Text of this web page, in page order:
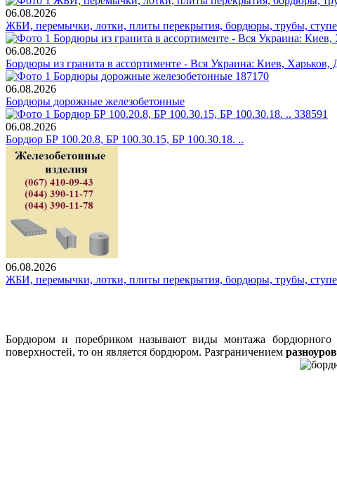
06.08.2026
ЖБИ, перемычки, лотки, плиты перекрытия, бордюры, трубы,
06.08.2026
Бордюры из гранита в ассортименте - Вся Украина: Киев, Харьков,
06.08.2026
Бордюры дорожные железобетонные
06.08.2026
Бордюр БР 100.20.8, БР 100.30.15, БР 100.30.18. ..
06.08.2026
ЖБИ, перемычки, лотки, плиты перекрытия, бордюры, трубы,
Бордюром и поребриком называют виды монтажа бордюрного
поверхностей, то он является бордюром. Разграничением